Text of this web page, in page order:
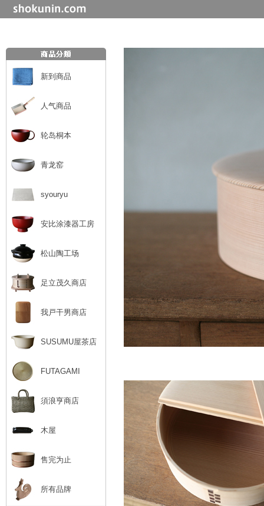
新到商品
人气商品
轮岛桐本
青龙窑
syouryu
安比涂漆器工房
松山陶工场
足立茂久商店
我戸干男商店
SUSUMU屋茶店
FUTAGAMI
須浪亨商店
木屋
售完为止
所有品牌